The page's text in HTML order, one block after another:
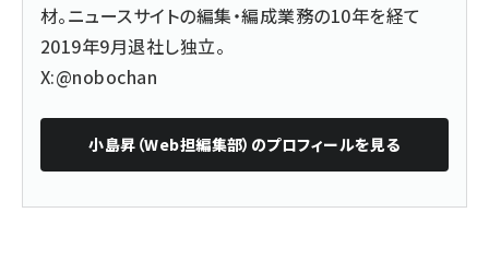
材。ニュースサイトの編集・編成業務の10年を経て
2019年9月退社し独立。
X:@nobochan
小島昇（Web担編集部） のプロフィールを見る